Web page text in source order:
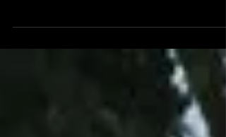
obnovila srdce každého veriaceho človeka.